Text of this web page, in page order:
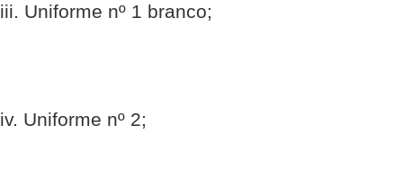
iii. Uniforme nº 1 branco;
iv. Uniforme nº 2;